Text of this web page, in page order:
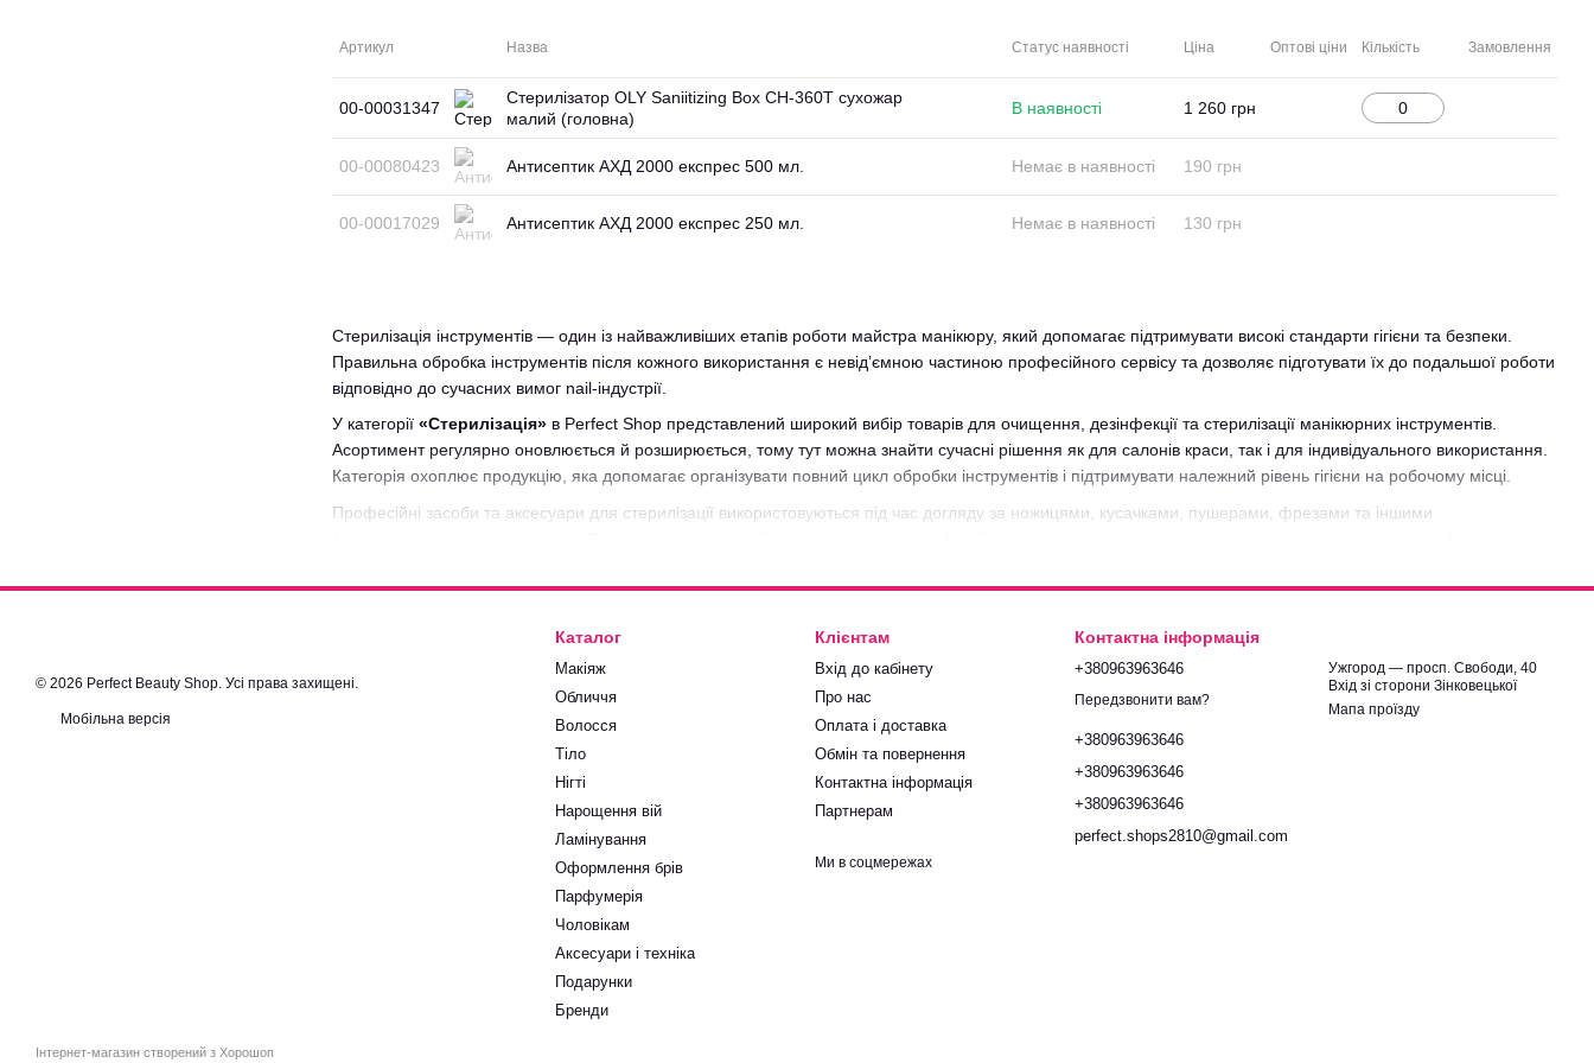
Стерилізація інструментів — один із найважливіших етапів роботи майстра манікюру, який допомагає підтримувати високі стандарти гігієни та безпеки.
Правильна обробка інструментів після кожного використання є невід’ємною частиною професійного сервісу та дозволяє підготувати їх до подальшої роботи
відповідно до сучасних вимог nail-індустрії.
У категорії «Стерилізація» в Perfect Shop представлений широкий вибір товарів для очищення, дезінфекції та стерилізації манікюрних інструментів.
Асортимент регулярно оновлюється й розширюється, тому тут можна знайти сучасні рішення як для салонів краси, так і для індивідуального використання.
Категорія охоплює продукцію, яка допомагає організувати повний цикл обробки інструментів і підтримувати належний рівень гігієни на робочому місці.
Професійні засоби та аксесуари для стерилізації використовуються під час догляду за ножицями, кусачками, пушерами, фрезами та іншими
Артикул Назва Статус наявності Ціна Оптові ціни Кількість Замовлення
00-00031347
Стерилізатор OLY Saniitizing Box CH-360T сухожар
малий (головна)
В наявності 1 260 грн
00-00080423 Антисептик АХД 2000 експрес 500 мл. Немає в наявності 190 грн
00-00017029 Антисептик АХД 2000 експрес 250 мл. Немає в наявності 130 грн
© 2026 Perfect Beauty Shop. Усі права захищені.
Мобільна версія
Інтернет-магазин створений з Хорошоп
Каталог
Макіяж
Обличчя
Волосся
Тіло
Нігті
Нарощення вій
Ламінування
Оформлення брів
Парфумерія
Чоловікам
Аксесуари і техніка
Подарунки
Бренди
Клієнтам
Вхід до кабінету
Про нас
Оплата і доставка
Обмін та повернення
Контактна інформація
Партнерам
Ми в соцмережах
Контактна інформація
+380963963646
Передзвонити вам?
+380963963646
+380963963646
+380963963646
perfect.shops2810@gmail.com
Ужгород — просп. Свободи, 40
Вхід зі сторони Зінковецької
Мапа проїзду